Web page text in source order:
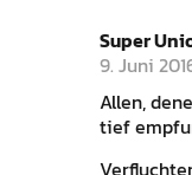
Super
9. Juni
Allen,
tief